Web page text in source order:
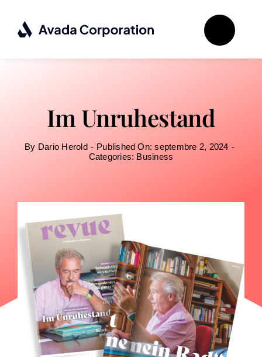
contenu
Im Unruhestand
By Dario Herold - Published On: septembre 2, 2024 -
Categories: Business